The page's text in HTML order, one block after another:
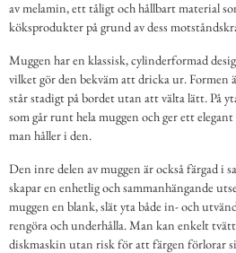
av melamin, ett tåligt och hållbart material
köksprodukter på grund av dess
Muggen har en klassisk, cylinderformad
vilket gör den bekväm att dricka ur. Formen
står stadigt på bordet utan att välta lätt. På
som går runt hela muggen och ger ett
man håller i den.
Den inre delen av muggen är också färgad i
skapar en enhetlig och sammanhängande
muggen en blank, slät yta både in- och
rengöra och underhålla. Man kan enkelt
diskmaskin utan risk för att färgen förlorar